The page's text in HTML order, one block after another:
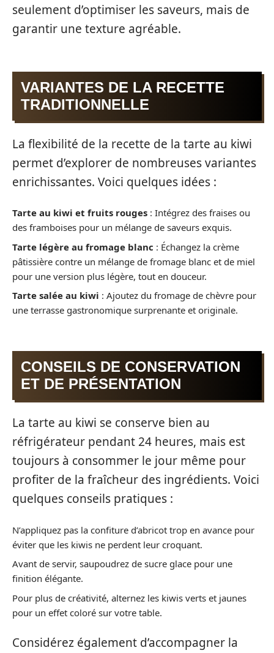
seulement d’optimiser les saveurs, mais de
garantir une texture agréable.
VARIANTES DE LA RECETTE
TRADITIONNELLE
La flexibilité de la recette de la tarte au kiwi
permet d’explorer de nombreuses variantes
enrichissantes. Voici quelques idées :
Tarte au kiwi et fruits rouges : Intégrez des fraises ou
des framboises pour un mélange de saveurs exquis.
Tarte légère au fromage blanc : Échangez la crème
pâtissière contre un mélange de fromage blanc et de miel
pour une version plus légère, tout en douceur.
Tarte salée au kiwi : Ajoutez du fromage de chèvre pour
une terrasse gastronomique surprenante et originale.
CONSEILS DE CONSERVATION
ET DE PRÉSENTATION
La tarte au kiwi se conserve bien au
réfrigérateur pendant 24 heures, mais est
toujours à consommer le jour même pour
profiter de la fraîcheur des ingrédients. Voici
quelques conseils pratiques :
N’appliquez pas la confiture d’abricot trop en avance pour
éviter que les kiwis ne perdent leur croquant.
Avant de servir, saupoudrez de sucre glace pour une
finition élégante.
Pour plus de créativité, alternez les kiwis verts et jaunes
pour un effet coloré sur votre table.
Considérez également d’accompagner la